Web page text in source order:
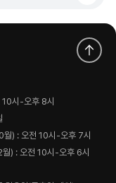
시-오후 8시
) : 오전 10시-오후 7시
) : 오전 10시-오후 6시